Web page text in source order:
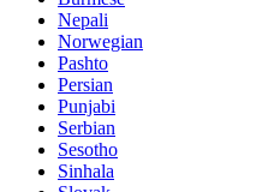
Nepali
Norwegian
Pashto
Persian
Punjabi
Serbian
Sesotho
Sinhala